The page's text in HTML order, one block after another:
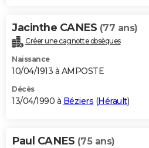
Jacinthe CANES (77 ans)
Créer une cagnotte obsèques
Naissance
10/04/1913 à AMPOSTE
Décès
13/04/1990 à Béziers (Hérault)
Paul CANES (75 ans)